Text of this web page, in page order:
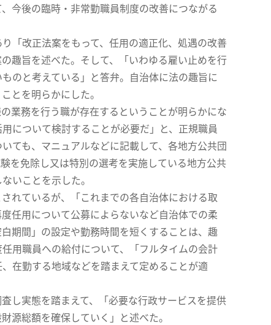
今後の臨時・非常勤職員制度の改善につながる
「改正法案をもって、任用の適正化、処遇の改善
趣旨を述べた。そして、「いわゆる雇い止めを行
のと考えている」と答弁。自治体に法の趣旨に
とを明らかにした。
業務を行う職が存在するということが明らかにな
について検討することが必要だ」と、正規職員
ても、マニュアルなどに記載して、各地方公共団
を免除し又は特別の選考を実施している地方公共
いことを示した。
れているが、「これまでの各自治体における取
任用について公募によらないなど自治体での柔
期間」の設定や勤務時間を短くすることは、趣
用職員への給付について、「フルタイムの会計
在勤する地域などを踏まえて定めることが適
し実態を踏まえて、「必要な行政サービスを提供
源総額を確保していく」と述べた。